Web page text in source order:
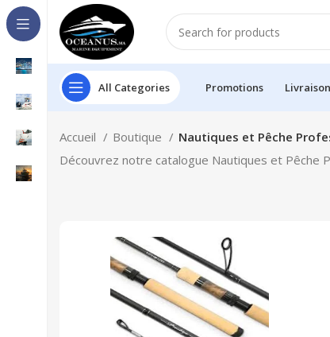
All Categories Promotions
Accueil Boutique
Nautiques et Pêche
Découvrez notre catalogue Nautiques et Pêche